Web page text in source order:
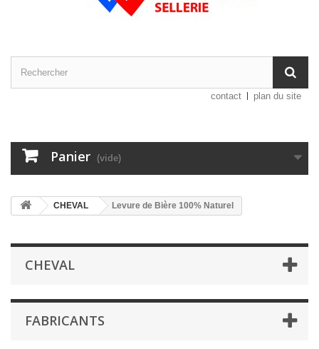
contact plan du site
Panier (vide)
CHEVAL Levure de Bière 100% Naturel
CHEVAL
FABRICANTS